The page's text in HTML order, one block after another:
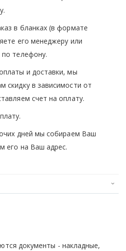
в бланках (в формате
его менеджеру или
телефону.
и доставки, мы
скидку в зависимости от
счет на оплату.
дней мы собираем Ваш
его на Ваш адрес.
документы - накладные,